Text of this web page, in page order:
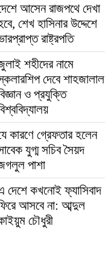
আসেন রাজপথে দেখা
শেখ হাসিনার উদ্দেশে
রাষ্ট্রপতি
শহীদের নামে
দেবে শাহজালাল
ও প্রযুক্তি
কারণে গ্রেফতার হলেন
যুগ্ম সচিব সৈয়দ
পাশা
দেশে কখনোই ফ্যাসিবাদ
আসবে না: আব্দুল
চৌধুরী